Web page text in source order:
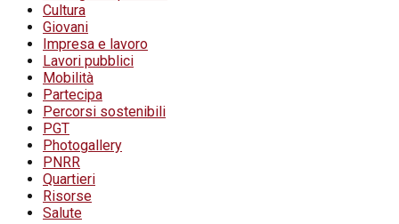
Cultura
Giovani
Impresa e lavoro
Lavori pubblici
Mobilità
Partecipa
Percorsi sostenibili
PGT
Photogallery
PNRR
Quartieri
Risorse
Salute